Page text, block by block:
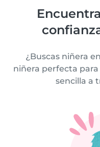
¿Buscas niñera
niñera perfecta
sencilla a